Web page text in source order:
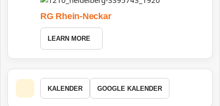
RG Rhein-Neckar
LEARN MORE
KALENDER GOOGLE KALENDER